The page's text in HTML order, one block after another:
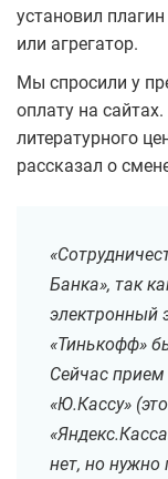
установил
или агрегатор.
Мы спросили у
оплату на
литературного
рассказал о
Банка», так
электронный
«Тинькофф»
Сейчас прием
«Ю.Кассу»
нет, но